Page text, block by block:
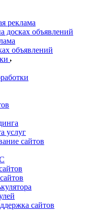
реклама
досках объявлений
объявлений
услуг
сайтов
сайтов